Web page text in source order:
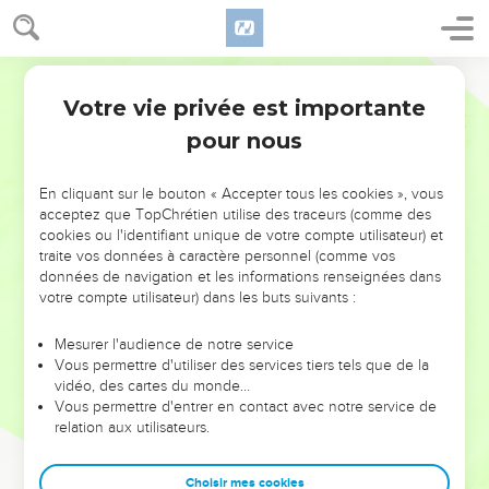
NE MANQUEZ PAS L’ÉVÉNEMENT
DE L’ANNÉE !
ET SI LEURS ERREURS POUVAIENT VOUS ÉVITER LES
VOTRES ?
leur foi ou leur vision. Mais on voit moins les doutes, les erreurs
et les saisons difficiles qu'ils ont traversés, alors même que ce
sont elles qui les ont façonnés.
Dans cette conférence, leaders, entrepreneurs, et responsables
clés pour avancer avec plus de sagesse afin que leurs erreurs
Votre vie privée est importante
pour nous
En cliquant sur le bouton « Accepter tous les cookies », vous
acceptez que TopChrétien utilise des traceurs (comme des
cookies ou l'identifiant unique de votre compte utilisateur) et
traite vos données à caractère personnel (comme vos
données de navigation et les informations renseignées dans
votre compte utilisateur) dans les buts suivants :
Mesurer l'audience de notre service
Vous permettre d'utiliser des services tiers tels que de la
vidéo, des cartes du monde…
Vous permettre d'entrer en contact avec notre service de
relation aux utilisateurs.
Choisir mes cookies